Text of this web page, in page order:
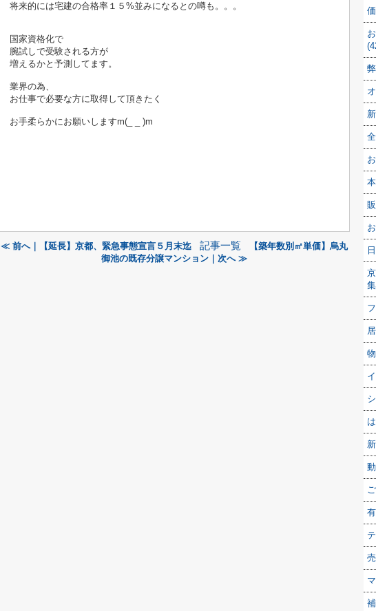
将来的には宅建の合格率１５%並みになるとの噂も。。。
国家資格化で
腕試しで受験される方が
増えるかと予測してます。
業界の為、
お仕事で必要な方に取得して頂きたく
お手柔らかにお願いしますm(_ _ )m
≪ 前へ｜【延長】京都、緊急事態宣言５月末迄 記事一覧
【築年数別㎡単価】烏丸
御池の既存分譲マンション｜次へ ≫